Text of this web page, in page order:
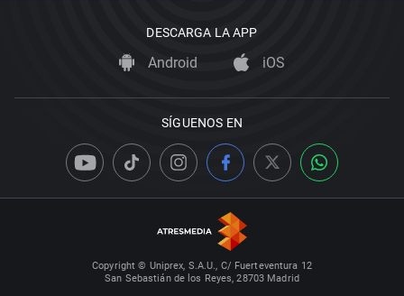
DESCARGA LA APP
Android iOS
SÍGUENOS EN
Copyright © Uniprex, S.A.U., C/ Fuerteventura 12
San Sebastián de los Reyes, 28703 Madrid